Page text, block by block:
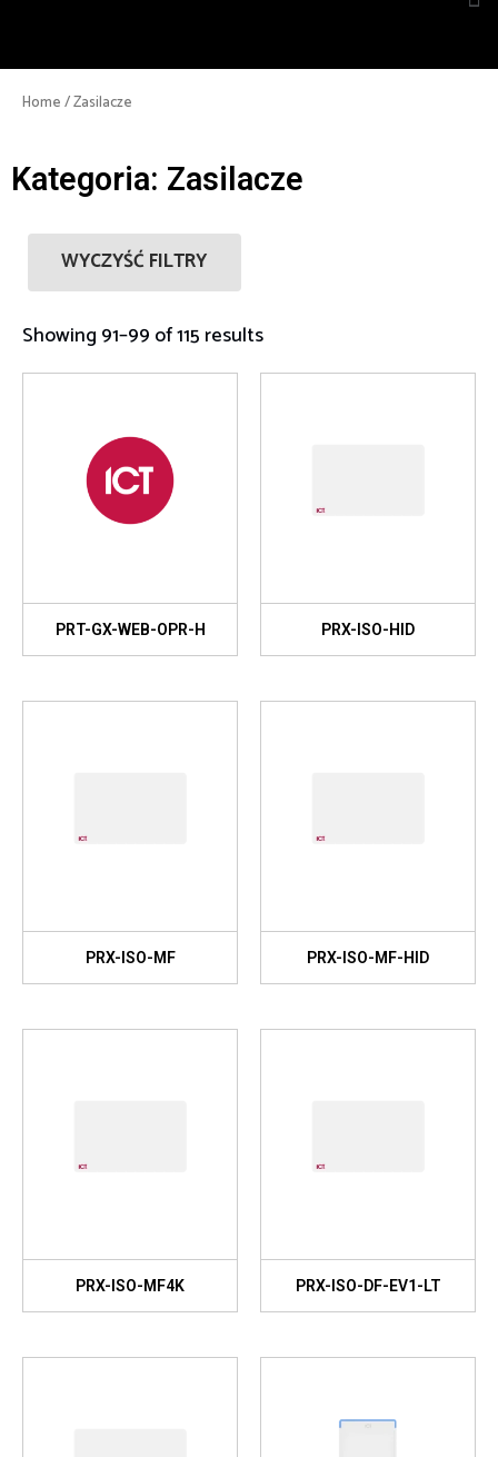
Home/ Zasilacze
Kategoria: Zasilacze
WYCZYŚĆ FILTRY
Showing 91–99 of 115 results
PRT-GX-WEB-OPR-H PRX-ISO-HID
PRX-ISO-MF PRX-ISO-MF-HID
PRX-ISO-MF4K PRX-ISO-DF-EV1-LT